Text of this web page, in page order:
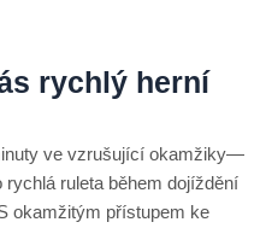
rychlý herní
ve vzrušující okamžiky—
rychlá ruleta během dojíždění
okamžitým přístupem ke